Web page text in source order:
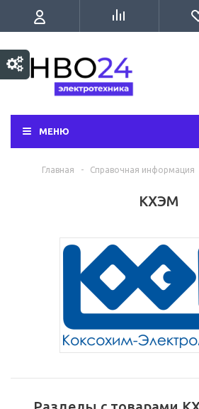
МЕНЮ
Главная - Справочная информация
КХЭМ